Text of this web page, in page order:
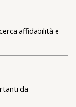
affidabilità e
da